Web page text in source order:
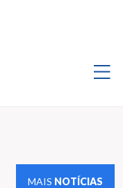
MAIS NOTÍCIAS